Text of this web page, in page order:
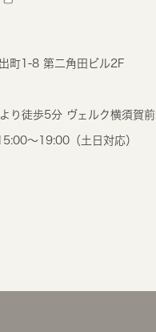
町1-8 第二角田ビル2F
り徒歩5分 ヴェルク横須賀前
～19:00（土日対応）